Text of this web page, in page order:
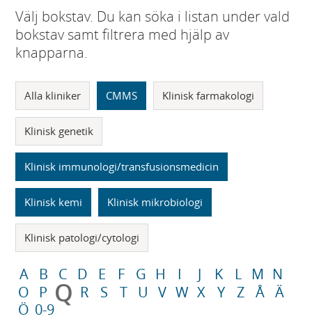
Välj bokstav. Du kan söka i listan under vald
bokstav samt filtrera med hjälp av
knapparna.
Alla kliniker CMMS Klinisk farmakologi
Klinisk genetik
Klinisk immunologi/transfusionsmedicin
Klinisk kemi Klinisk mikrobiologi
Klinisk patologi/cytologi
A B C D E F G H I J K L M N
O
P Q R S T U V W X Y Z Å Ä
Ö 0-9